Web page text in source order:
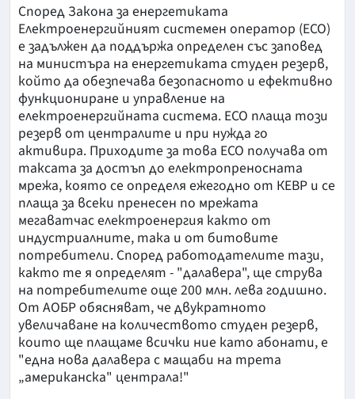
Според Закона за енергетиката
Електроенергийният системен оператор (ЕСО)
е задължен да поддържа определен със заповед
на министъра на енергетиката студен резерв,
който да обезпечава безопасното и ефективно
функциониране и управление на
електроенергийната система. ЕСО плаща този
резерв от централите и при нужда го
активира. Приходите за това ЕСО получава от
таксата за достъп до електропреносната
мрежа, която се определя ежегодно от КЕВР и се
плаща за всеки пренесен по мрежата
мегаватчас електроенергия както от
индустриалните, така и от битовите
потребители. Според работодателите тази,
както те я определят - "далавера", ще струва
на потребителите още 200 млн. лева годишно.
От АОБР обясняват, че двукратното
увеличаване на количеството студен резерв,
които ще плащаме всички ние като абонати, е
"една нова далавера с мащаби на трета
„американска" централа!"